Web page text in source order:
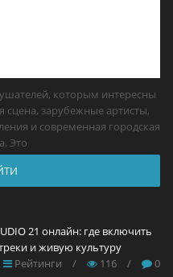
которым интересны
сцена, зарубежные артисты,
и современная городская
Это
21 онлайн: где включить
и живую культуру
Рейтинги
/ 116 / 0